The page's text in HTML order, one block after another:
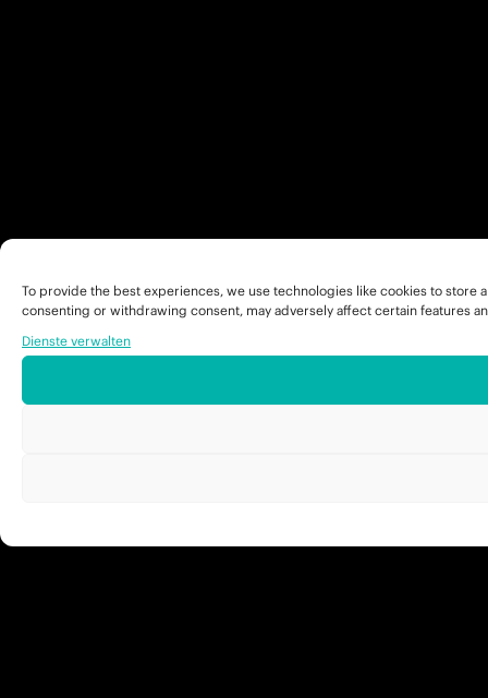
To provide the best experiences, we use technologies like cookies to
consenting or withdrawing consent, may adversely affect certain features
Dienste verwalten